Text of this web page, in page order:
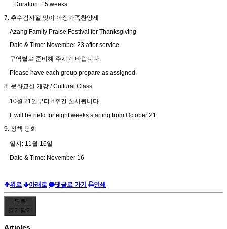
Duration: 15 weeks
7. 추수감사절 맞이 아장가족찬양제
Azang Family Praise Festival for Thanksgiving
Date & Time: November 23 after service
구역별로 준비해 주시기 바랍니다.
Please have each group prepare as assigned.
8. 문화교실 개강 / Cultural Class
10월 21일부터 8주간 실시됩니다.
It will be held for eight weeks starting from October 21.
9. 정책 당회
일시: 11월 16일
Date & Time: November 16
위로 아래로 댓글로 가기 인쇄
목록
열기 닫기